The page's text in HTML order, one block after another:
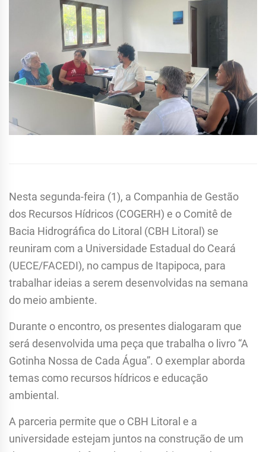
Nesta segunda-feira (1), a Companhia de Gestão
dos Recursos Hídricos (COGERH) e o Comitê de
Bacia Hidrográfica do Litoral (CBH Litoral) se
reuniram com a Universidade Estadual do Ceará
(UECE/FACEDI), no campus de Itapipoca, para
trabalhar ideias a serem desenvolvidas na semana
do meio ambiente.
Durante o encontro, os presentes dialogaram que
será desenvolvida uma peça que trabalha o livro “A
Gotinha Nossa de Cada Água”. O exemplar aborda
temas como recursos hídricos e educação
ambiental.
A parceria permite que o CBH Litoral e a
universidade estejam juntos na construção de um